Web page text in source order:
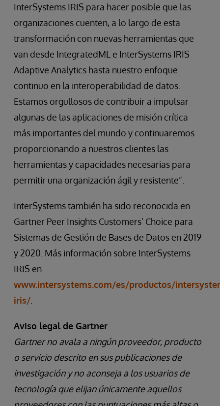
InterSystems IRIS para hacer posible que las
organizaciones cuenten, a lo largo de esta
transformación con nuevas herramientas que
van desde IntegratedML e InterSystems IRIS
Adaptive Analytics hasta nuestro enfoque
continuo en la interoperabilidad de datos.
Estamos orgullosos de contribuir a impulsar
algunas de las aplicaciones de misión crítica
más importantes del mundo y continuaremos
proporcionando a nuestros clientes las
herramientas y capacidades necesarias para
permitir una organización ágil y resistente”.
InterSystems también ha sido reconocida en
Gartner Peer Insights Customers’ Choice para
Sistemas de Gestión de Bases de Datos en 2019
y 2020. Más información sobre InterSystems
IRIS en
www.intersystems.com/es/productos/
iris/
Aviso legal de Gartner
Gartner no avala a ningún proveedor, producto
o servicio descrito en sus publicaciones de
investigación y no aconseja a los usuarios de
tecnología que elijan únicamente aquellos